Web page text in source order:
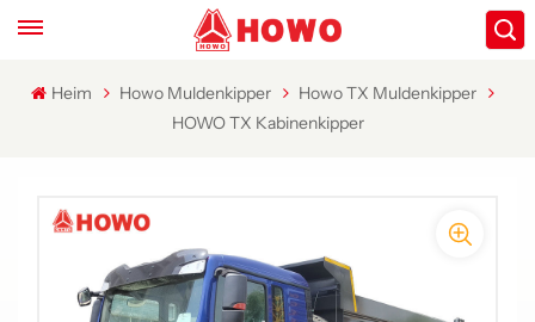
Heim Howo Muldenkipper
Howo TX Muldenkipper
HOWO TX Kabinenkipper